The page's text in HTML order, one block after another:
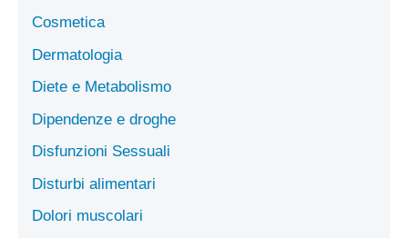
Cosmetica
Dermatologia
Diete e Metabolismo
Dipendenze e droghe
Disfunzioni Sessuali
Disturbi alimentari
Dolori muscolari